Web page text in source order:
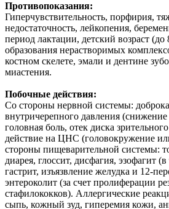
Противопоказания:
Гиперчувствительность, порфирия,
недостаточность, лейкопения,
период лактации, детский возраст
образования нерастворимых
костном скелете, эмали и дентине
миастения.
Побочные действия:
Со стороны нервной системы:
внутричерепного давления (снижение
головная боль, отек диска
действие на ЦНС (головокружение
стороны пищеварительной системы:
диарея, глоссит, дисфагия, эзофагит
гастрит, изъязвление желудка и 12-
энтероколит (за счет пролиферации
стафилококков). Аллергические
сыпь, кожный зуд, гиперемия кожи,